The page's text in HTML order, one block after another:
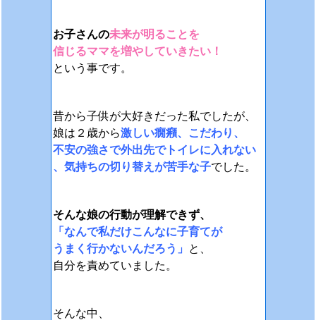
お子さんの未来が明ることを
信じるママを増やしていきたい！
という事です。
昔から子供が大好きだった私でしたが、
娘は２歳から激しい癇癪、こだわり、
不安の強さで外出先でトイレに入れない
、気持ちの切り替えが苦手な子でした。
そんな娘の行動が理解できず、
「なんで私だけこんなに子育てが
うまく行かないんだろう」
と、
自分を責めていました。
そんな中、